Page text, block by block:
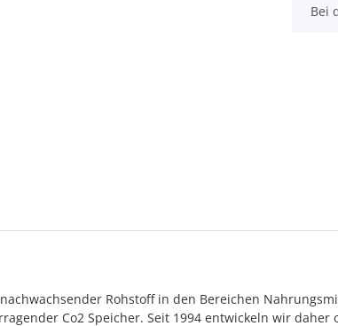
x
Bei
Rohstoff in den Bereichen
Co2 Speicher. Seit 1994 entwickeln wir